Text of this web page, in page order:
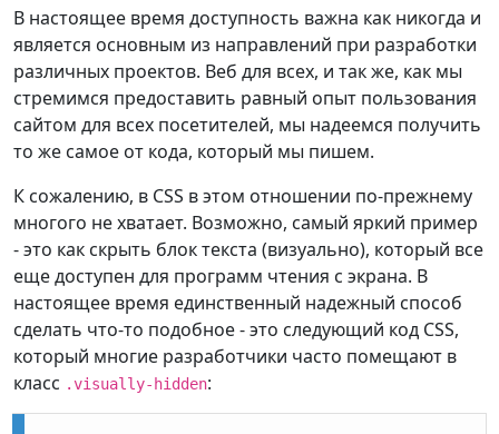
В настоящее время доступность важна как никогда и
является основным из направлений при разработки
различных проектов. Веб для всех, и так же, как мы
стремимся предоставить равный опыт пользования
сайтом для всех посетителей, мы надеемся получить
то же самое от кода, который мы пишем.
К сожалению, в CSS в этом отношении по-прежнему
многого не хватает. Возможно, самый яркий пример
- это как скрыть блок текста (визуально), который все
еще доступен для программ чтения с экрана. В
настоящее время единственный надежный способ
сделать что-то подобное - это следующий код CSS,
который многие разработчики часто помещают в
класс .visually-hidden: